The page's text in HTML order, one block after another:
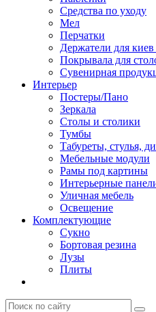
Средства по уходу
Мел
Перчатки
Держатели для
Покрывала для
Сувенирная
Интерьер
Постеры/Пано
Зеркала
Столы и столики
Тумбы
Табуреты, стулья,
Мебельные модули
Рамы под картины
Интерьерные
Уличная мебель
Освещение
Комплектующие
Сукно
Бортовая резина
Лузы
Плиты